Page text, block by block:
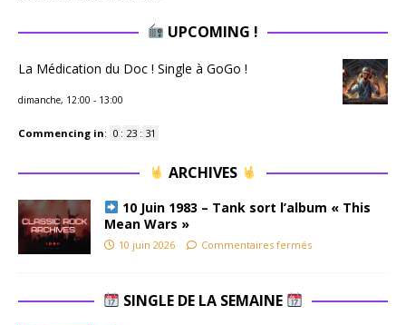
UPCOMING !
La Médication du Doc ! Single à GoGo !
dimanche, 12:00 - 13:00
Commencing in: 0 : 23 : 31
ARCHIVES
10 Juin 1983 – Tank sort l’album « This
Mean Wars »
10 juin 2026 Commentaires fermés
SINGLE DE LA SEMAINE